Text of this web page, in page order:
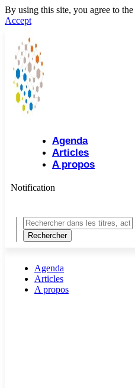
By using this site, you agree to the
Accept
Agenda
Articles
A propos
Notification
Agenda
Articles
A propos